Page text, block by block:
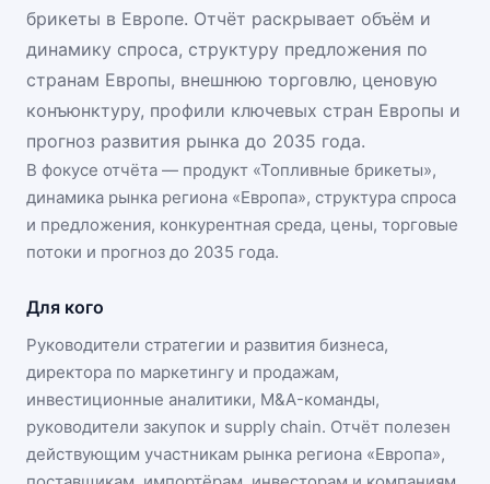
брикеты в Европе. Отчёт раскрывает объём и
динамику спроса, структуру предложения по
странам Европы, внешнюю торговлю, ценовую
конъюнктуру, профили ключевых стран Европы и
прогноз развития рынка до 2035 года.
В фокусе отчёта — продукт «Топливные брикеты»,
динамика рынка региона «Европа», структура спроса
и предложения, конкурентная среда, цены, торговые
потоки и прогноз до 2035 года.
Для кого
Руководители стратегии и развития бизнеса,
директора по маркетингу и продажам,
инвестиционные аналитики, M&A-команды,
руководители закупок и supply chain. Отчёт полезен
действующим участникам рынка региона «Европа»,